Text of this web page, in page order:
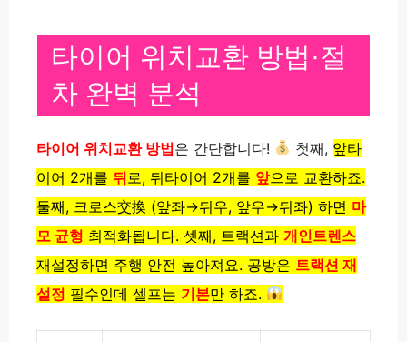
타이어 위치교환 방법·절
차 완벽 분석
타이어 위치교환 방법은 간단합니다! 첫째, 앞타
이어 2개를 뒤로, 뒤타이어 2개를 앞으로 교환하죠.
둘째, 크로스交換 (앞좌→뒤우, 앞우→뒤좌) 하면 마
모 균형 최적화됩니다. 셋째, 트랙션과 개인트렌스
재설정하면 주행 안전 높아져요. 공방은 트랙션 재
설정 필수인데 셀프는 기본만 하죠.